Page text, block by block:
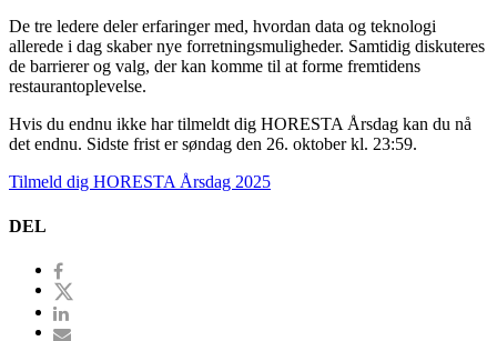
De tre ledere deler erfaringer med, hvordan data og teknologi
allerede i dag skaber nye forretningsmuligheder. Samtidig diskuteres
de barrierer og valg, der kan komme til at forme fremtidens
restaurantoplevelse.
Hvis du endnu ikke har tilmeldt dig HORESTA Årsdag kan du nå
det endnu. Sidste frist er søndag den 26. oktober kl. 23:59.
Tilmeld dig HORESTA Årsdag 2025
DEL